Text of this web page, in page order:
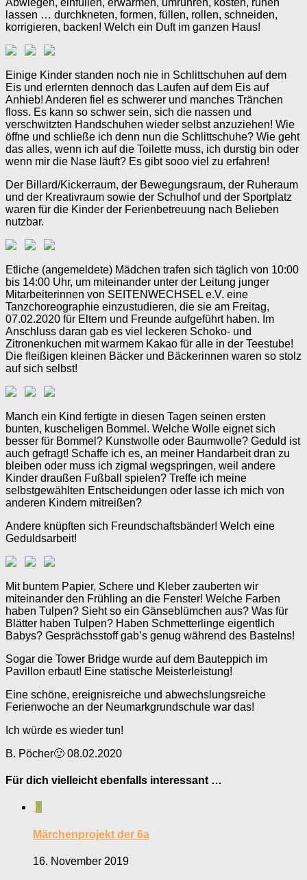
lassen … durchkneten, formen, füllen, rollen, schneiden,
korrigieren, backen! Welch ein Duft im ganzen Haus!
Einige Kinder standen noch nie in Schlittschuhen auf dem
Eis und erlernten dennoch das Laufen auf dem Eis auf
Anhieb! Anderen fiel es schwerer und manches Tränchen
floss. Es kann so schwer sein, sich die nassen und
verschwitzten Handschuhen wieder selbst anzuziehen! Wie
öffne und schließe ich denn nun die Schlittschuhe? Wie geht
das alles, wenn ich auf die Toilette muss, ich durstig bin oder
wenn mir die Nase läuft? Es gibt sooo viel zu erfahren!
Der Billard/Kickerraum, der Bewegungsraum, der Ruheraum
und der Kreativraum sowie der Schulhof und der Sportplatz
waren für die Kinder der Ferienbetreuung nach Belieben
nutzbar.
Etliche (angemeldete) Mädchen trafen sich täglich von 10:00
bis 14:00 Uhr, um miteinander unter der Leitung junger
Mitarbeiterinnen von SEITENWECHSEL e.V. eine
Tanzchoreographie einzustudieren, die sie am Freitag,
07.02.2020 für Eltern und Freunde aufgeführt haben. Im
Anschluss daran gab es viel leckeren Schoko- und
Zitronenkuchen mit warmem Kakao für alle in der Teestube!
Die fleißigen kleinen Bäcker und Bäckerinnen waren so stolz
auf sich selbst!
Manch ein Kind fertigte in diesen Tagen seinen ersten
bunten, kuscheligen Bommel. Welche Wolle eignet sich
besser für Bommel? Kunstwolle oder Baumwolle? Geduld ist
auch gefragt! Schaffe ich es, an meiner Handarbeit dran zu
bleiben oder muss ich zigmal wegspringen, weil andere
Kinder draußen Fußball spielen? Treffe ich meine
selbstgewählten Entscheidungen oder lasse ich mich von
anderen Kindern mitreißen?
Andere knüpften sich Freundschaftsbänder! Welch eine
Geduldsarbeit!
Mit buntem Papier, Schere und Kleber zauberten wir
miteinander den Frühling an die Fenster! Welche Farben
haben Tulpen? Sieht so ein Gänseblümchen aus? Was für
Blätter haben Tulpen? Haben Schmetterlinge eigentlich
Babys? Gesprächsstoff gab’s genug während des Bastelns!
Sogar die Tower Bridge wurde auf dem Bauteppich im
Pavillon erbaut! Eine statische Meisterleistung!
Eine schöne, ereignisreiche und abwechslungsreiche
Ferienwoche an der Neumarkgrundschule war das!
Ich würde es wieder tun!
B. Pöcher🙂 08.02.2020
Für dich vielleicht ebenfalls interessant …
0
Märchenprojekt der 6a
16. November 2019